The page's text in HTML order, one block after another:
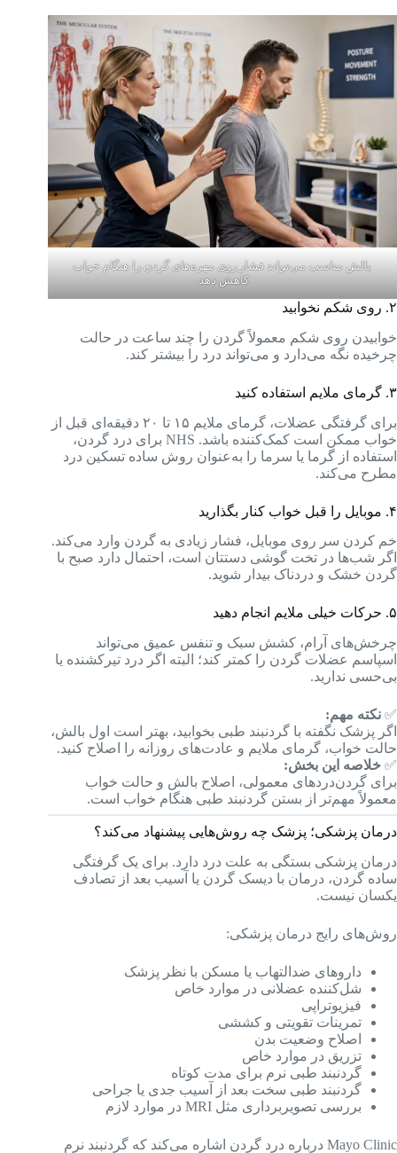
بالش مناسب می‌تواند فشار روی مهره‌های گردن را هنگام خواب
کاهش دهد.
۲. روی شکم نخوابید
خوابیدن روی شکم معمولاً گردن را چند ساعت در حالت
چرخیده نگه می‌دارد و می‌تواند درد را بیشتر کند.
۳. گرمای ملایم استفاده کنید
برای گرفتگی عضلات، گرمای ملایم ۱۵ تا ۲۰ دقیقه‌ای قبل از
خواب ممکن است کمک‌کننده باشد. NHS برای درد گردن،
استفاده از گرما یا سرما را به‌عنوان روش ساده تسکین درد
مطرح می‌کند.
۴. موبایل را قبل خواب کنار بگذارید
خم کردن سر روی موبایل، فشار زیادی به گردن وارد می‌کند.
اگر شب‌ها در تخت گوشی دستتان است، احتمال دارد صبح با
گردن خشک و دردناک بیدار شوید.
۵. حرکات خیلی ملایم انجام دهید
چرخش‌های آرام، کشش سبک و تنفس عمیق می‌تواند
اسپاسم عضلات گردن را کمتر کند؛ البته اگر درد تیرکشنده یا
بی‌حسی ندارید.
✅ نکته مهم:
اگر پزشک نگفته با گردنبند طبی بخوابید، بهتر است اول بالش،
حالت خواب، گرمای ملایم و عادت‌های روزانه را اصلاح کنید.
✅ خلاصه این بخش:
برای گردن‌دردهای معمولی، اصلاح بالش و حالت خواب
معمولاً مهم‌تر از بستن گردنبند طبی هنگام خواب است.
درمان پزشکی؛ پزشک چه روش‌هایی پیشنهاد می‌کند؟
درمان پزشکی بستگی به علت درد دارد. برای یک گرفتگی
ساده گردن، درمان با دیسک گردن یا آسیب بعد از تصادف
یکسان نیست.
روش‌های رایج درمان پزشکی:
داروهای ضدالتهاب یا مسکن با نظر پزشک
شل‌کننده عضلانی در موارد خاص
فیزیوتراپی
تمرینات تقویتی و کششی
اصلاح وضعیت بدن
تزریق در موارد خاص
گردنبند طبی نرم برای مدت کوتاه
گردنبند طبی سخت بعد از آسیب جدی یا جراحی
بررسی تصویربرداری مثل MRI در موارد لازم
Mayo Clinic درباره درد گردن اشاره می‌کند که گردنبند نرم